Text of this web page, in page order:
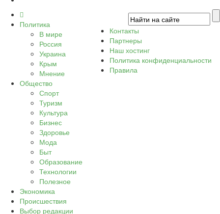
Политика
В мире
Россия
Украина
Крым
Мнение
Общество
Спорт
Туризм
Культура
Бизнес
Здоровье
Мода
Быт
Образование
Технологии
Полезное
Экономика
Происшествия
Выбор редакции
Контакты
Партнеры
Наш хостинг
Политика конфиденциальности
Правила